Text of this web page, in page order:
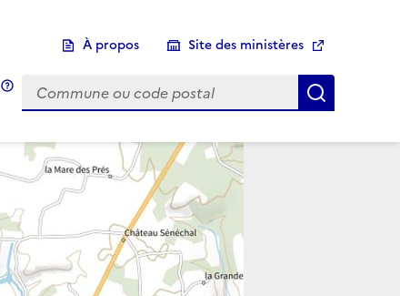
À propos Site des ministères
Choix d'une commune
Infobulle